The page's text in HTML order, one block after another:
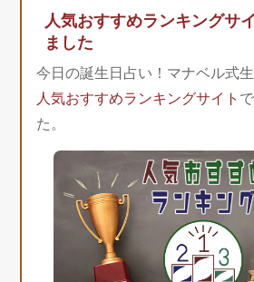
人気おすすめランキングサ
ました
今日の誕生日占い！マナベル式生
人気おすすめランキングサイト
た。